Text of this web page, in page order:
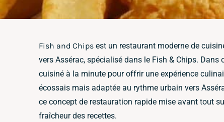
Fish and Chips est un restaurant moderne de
vers Assérac, spécialisé dans le Fish & Chips.
cuisiné à la minute pour offrir une expérience
écossais mais adaptée au rythme urbain vers
ce concept de restauration rapide mise avant tout
fraîcheur des recettes.